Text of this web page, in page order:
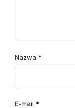
Nazwa *
E-mail *